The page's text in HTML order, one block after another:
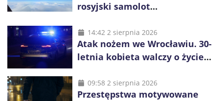
rosyjski samolot
14:42 2 sierpnia 2026
Atak nożem we Wrocławiu. 30-
letnia kobieta walczy o życie,
obywatela Ukrainy
09:58 2 sierpnia 2026
Przestępstwa motywowane